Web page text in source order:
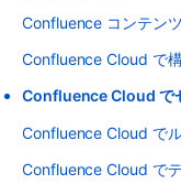
Confluence コンテン
Confluence Cloud で
Confluence Cloud で
Confluence Cloud で
Confluence Cloud で